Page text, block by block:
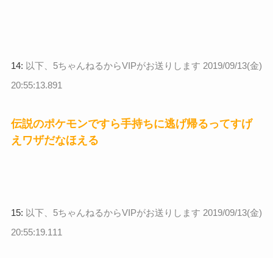
14: 以下、5ちゃんねるからVIPがお送りします 2019/09/13(金)
20:55:13.891
伝説のポケモンですら手持ちに逃げ帰るってすげ
えワザだなほえる
15: 以下、5ちゃんねるからVIPがお送りします 2019/09/13(金)
20:55:19.111